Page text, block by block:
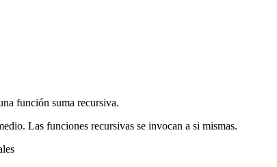
función suma recursiva.
Las funciones recursivas se invocan a si mismas.